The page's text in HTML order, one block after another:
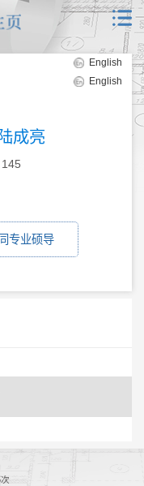
English
English
陆成亮
145
同专业硕导
次